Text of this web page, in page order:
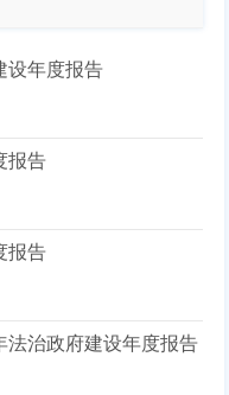
设年度报告
报告
报告
法治政府建设年度报告